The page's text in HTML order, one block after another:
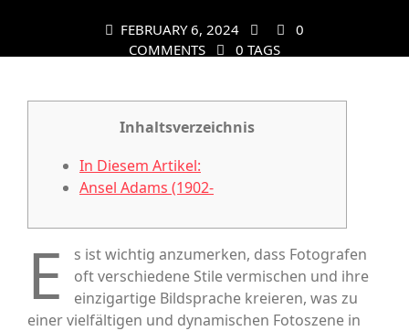
FEBRUARY 6, 2024
0
COMMENTS
0 TAGS
Inhaltsverzeichnis
In Diesem Artikel:
Ansel Adams (1902-
E
s ist wichtig anzumerken, dass Fotografen
oft verschiedene Stile vermischen und ihre
einzigartige Bildsprache kreieren, was zu
einer vielfältigen und dynamischen Fotoszene in